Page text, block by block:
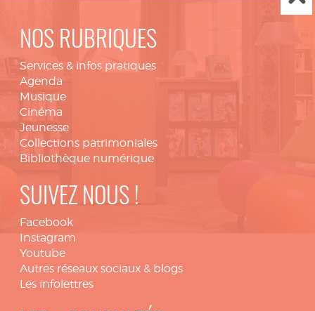
NOS RUBRIQUES
Services & infos pratiques
Agenda
Musique
Cinéma
Jeunesse
Collections patrimoniales
Bibliothèque numérique
SUIVEZ NOUS !
Facebook
Instagram
Youtube
Autres réseaux sociaux & blogs
Les infolettres